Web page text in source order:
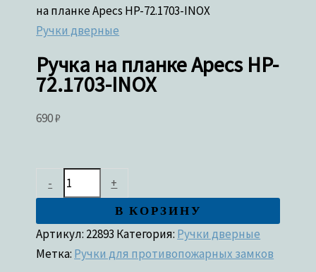
на планке Apecs HP-72.1703-INOX
Ручки дверные
Ручка на планке Apecs HP-
72.1703-INOX
690₽
- +
В КОРЗИНУ
Артикул: 22893 Категория: Ручки дверные
Метка: Ручки для противопожарных замков